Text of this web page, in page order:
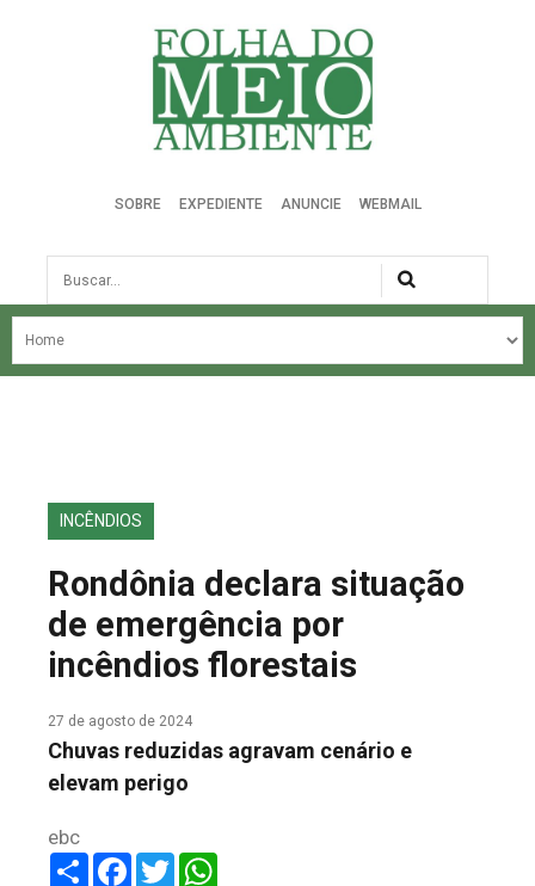
Folha do Meio Ambiente
SOBRE EXPEDIENTE ANUNCIE WEBMAIL
Busca
NOSSA HISTÓRIA
EDIÇÕES ANTERIORES
FALE CONOSCO
INCÊNDIOS
Rondônia declara situação
de emergência por
incêndios florestais
27 de agosto de 2024
Chuvas reduzidas agravam cenário e
elevam perigo
ebc
ShareFacebook
Twitter